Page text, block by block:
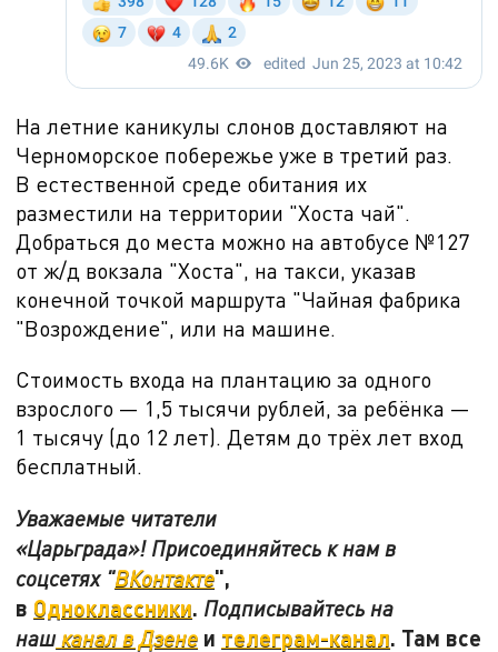
На летние каникулы слонов доставляют на
Черноморское побережье уже в третий раз.
В естественной среде обитания их
разместили на территории "Хоста чай".
Добраться до места можно на автобусе №127
от ж/д вокзала "Хоста", на такси, указав
конечной точкой маршрута "Чайная фабрика
"Возрождение", или на машине.
Стоимость входа на плантацию за одного
взрослого — 1,5 тысячи рублей, за ребёнка —
1 тысячу (до 12 лет). Детям до трёх лет вход
бесплатный.
Уважаемые читатели
«Царьграда»! Присоединяйтесь к нам в
соцсетях "ВКонтакте",
в Одноклассники. Подписывайтесь на
наш канал в Дзене и телеграм-канал. Там все